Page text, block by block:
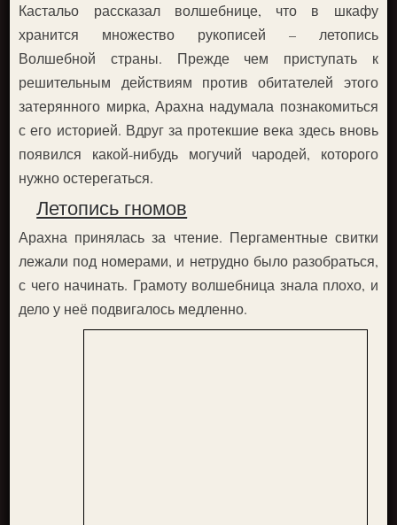
Кастальо рассказал волшебнице, что в шкафу
хранится множество рукописей – летопись
Волшебной страны. Прежде чем приступать к
решительным действиям против обитателей этого
затерянного мирка, Арахна надумала познакомиться
с его историей. Вдруг за протекшие века здесь вновь
появился какой-нибудь могучий чародей, которого
нужно остерегаться.
Летопись гномов
Арахна принялась за чтение. Пергаментные свитки
лежали под номерами, и нетрудно было разобраться,
с чего начинать. Грамоту волшебница знала плохо, и
дело у неё подвигалось медленно.